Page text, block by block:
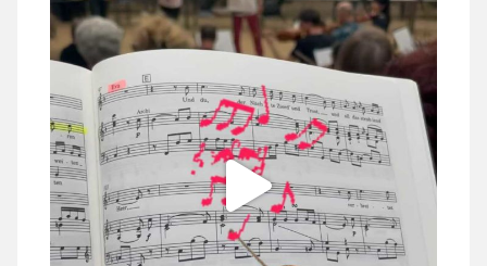
stuttgarter_oratorienchor
Juli 23